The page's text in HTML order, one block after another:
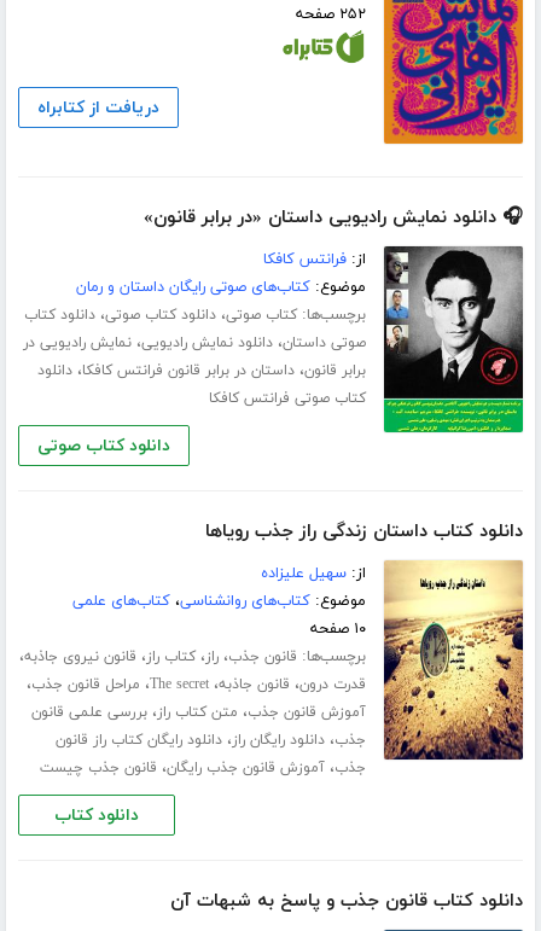
۲۵۲ صفحه
دریافت از کتابراه
🎧 دانلود نمایش رادیویی داستان «در برابر قانون»
از:فرانتس کافکا
موضوع:کتاب‌های صوتی رایگان داستان و رمان
برچسب‌ها:کتاب صوتی،دانلود کتاب صوتی،دانلود کتاب
صوتی داستان،دانلود نمایش رادیویی،نمایش رادیویی در
برابر قانون،داستان در برابر قانون فرانتس کافکا،دانلود
کتاب صوتی فرانتس کافکا
دانلود کتاب صوتی
دانلود کتاب داستان زندگی راز جذب رویاها
از:سهیل علیزاده
موضوع:کتاب‌های روانشناسی،کتاب‌های علمی
۱۰ صفحه
برچسب‌ها: قانون جذب،راز،کتاب راز، قانون نیروی جاذبه،
قدرت درون، قانون جاذبه،The secret، مراحل قانون جذب،
آموزش قانون جذب، متن کتاب راز،بررسی علمی قانون
جذب،دانلود رایگان راز،دانلود رایگان کتاب راز قانون
جذب،آموزش قانون جذب رایگان، قانون جذب چیست
دانلود کتاب
دانلود کتاب قانون جذب و پاسخ به شبهات آن